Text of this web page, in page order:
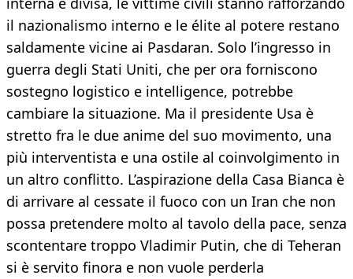
il nazionalismo interno e le élite al potere restano
saldamente vicine ai Pasdaran. Solo l’ingresso in
guerra degli Stati Uniti, che per ora forniscono
sostegno logistico e intelligence, potrebbe
cambiare la situazione. Ma il presidente Usa è
stretto fra le due anime del suo movimento, una
più interventista e una ostile al coinvolgimento in
un altro conflitto. L’aspirazione della Casa Bianca è
di arrivare al cessate il fuoco con un Iran che non
possa pretendere molto al tavolo della pace, senza
scontentare troppo Vladimir Putin, che di Teheran
si è servito finora e non vuole perderla